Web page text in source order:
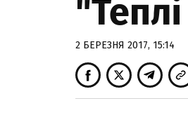
2 БЕРЕЗНЯ 2017, 15:14